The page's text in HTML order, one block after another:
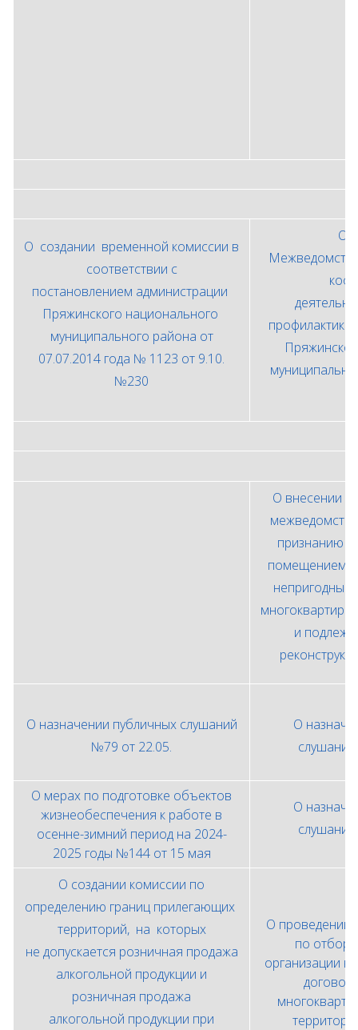
О создании временной комиссии в
соответствии с
постановлением администрации
Пряжинского национального
муниципального района от
07.07.2014 года № 1123 от 9.10.
№230
О
О внесении
признанию
помещением,
непригодным
и
О назначении публичных слушаний
№79 от 22.05.
О
слушаний
О мерах по подготовке объектов
жизнеобеспечения к работе в
осенне-зимний период на 2024-
2025 годы №144 от 15 мая
О
слушаний
О создании комиссии по
определению границ прилегающих
территорий, на которых
не допускается розничная продажа
алкогольной продукции и
розничная продажа
алкогольной продукции при
О проведении
по
организации